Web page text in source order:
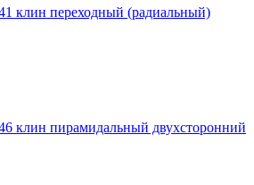
переходный (радиальный)
пирамидальный двухсторонний